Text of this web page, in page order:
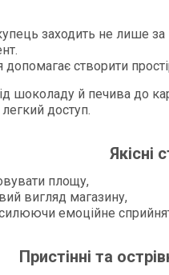
заходить не лише за
створити
шоколаду й печива до
доступ.
Якісні
площу,
вигляд магазину,
емоційне
Пристінні та